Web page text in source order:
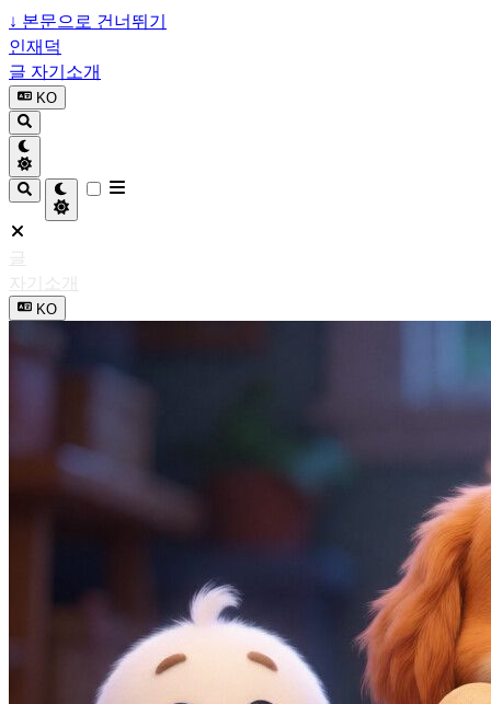
↓ 본문으로 건너뛰기
인재덕
글 자기소개
KO
글
자기소개
KO